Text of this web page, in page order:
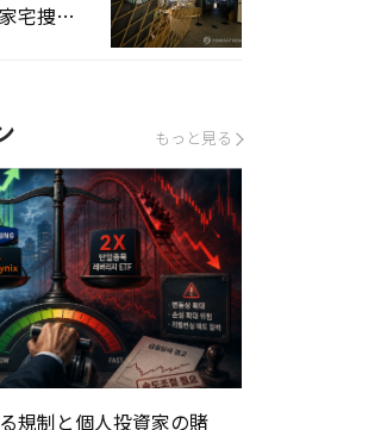
宅捜
もっと見る
規制と個人投資家の賭